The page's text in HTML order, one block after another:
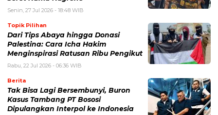
Senin, 27 Jul 2026 - 18:48 WIB
Topik Pilihan
Dari Tips Abaya hingga Donasi
Palestina: Cara Icha Hakim
Menginspirasi Ratusan Ribu Pengikut
Rabu, 22 Jul 2026 - 06:36 WIB
Berita
Tak Bisa Lagi Bersembunyi, Buron
Kasus Tambang PT Bososi
Dipulangkan Interpol ke Indonesia